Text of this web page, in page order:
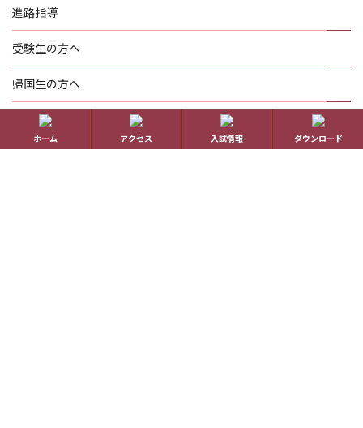
進路指導
受験生の方へ
帰国生の方へ
学校概要
ホーム アクセス 入試情報 ダウンロード